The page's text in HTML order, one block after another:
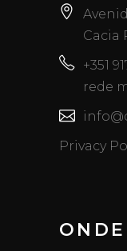
Cacia
+351
rede
Privacy